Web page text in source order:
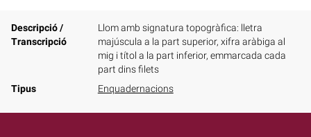
Descripció /
Transcripció
Llom amb signatura topogràfica: lletra
majúscula a la part superior, xifra aràbiga al
mig i títol a la part inferior, emmarcada cada
part dins filets
Tipus
Enquadernacions